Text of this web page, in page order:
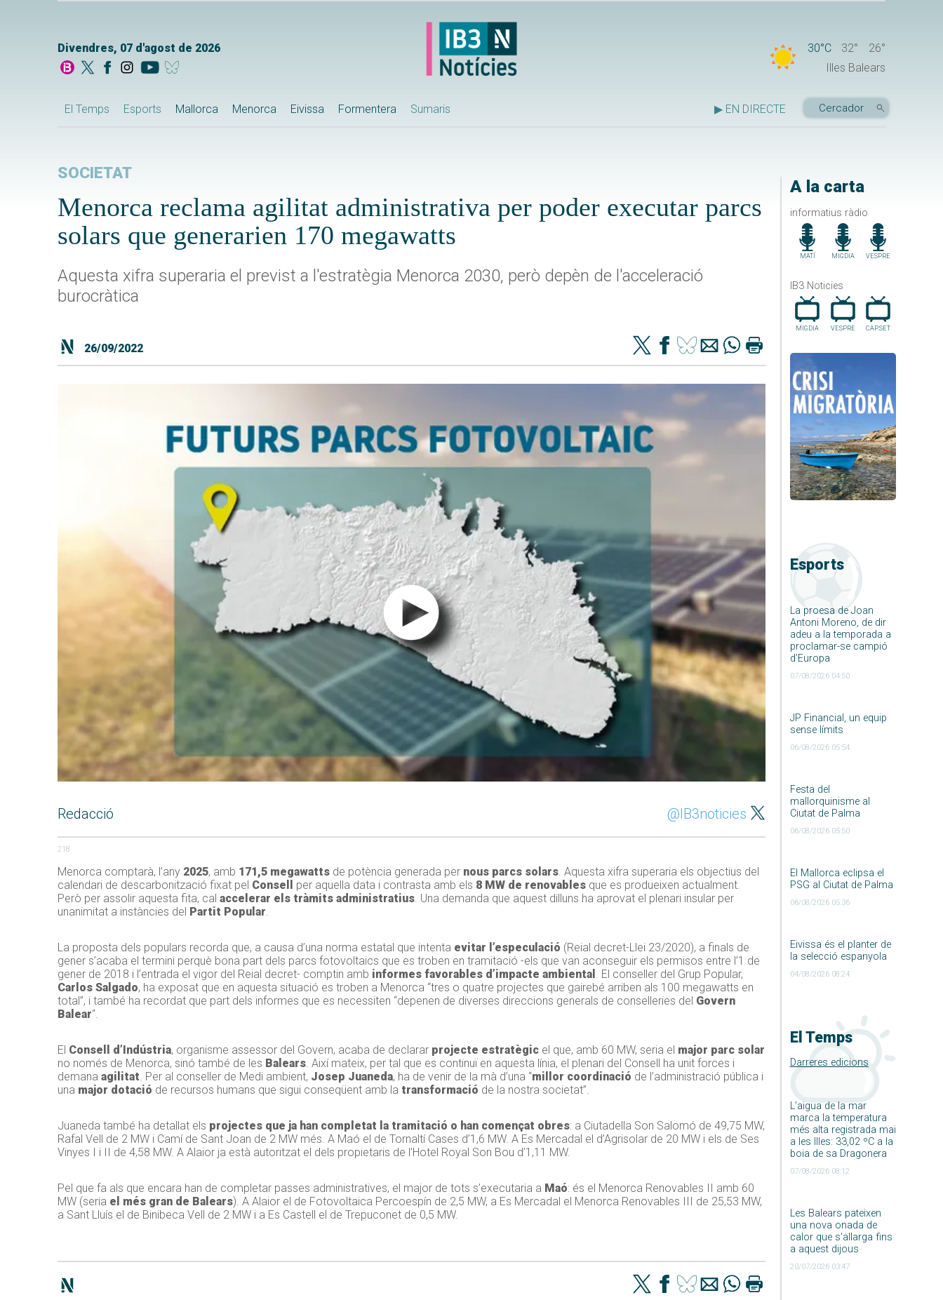
Divendres, 07 d'agost de 2026 30°C 32°
26°
Illes Balears
El Temps Esports Mallorca Menorca Eivissa Formentera Sumaris ▶ EN DIRECTE
A la carta
informatius ràdio
MATÍ MIGDIA VESPRE
IB3 Noticies
MIGDIA VESPRE CAP.SET
Esports
La proesa de Joan
Antoni Moreno, de dir
adeu a la temporada a
proclamar-se campió
d’Europa
07/08/2026 04:50
JP Financial, un equip
sense límits
06/08/2026 05:54
Festa del
mallorquinisme al
Ciutat de Palma
06/08/2026 05:50
El Mallorca eclipsa el
PSG al Ciutat de Palma
06/08/2026 05:36
Eivissa és el planter de
la selecció espanyola
04/08/2026 08:24
El Temps
Darreres edicions
L’aigua de la mar
marca la temperatura
més alta registrada mai
a les Illes: 33,02 ºC a la
boia de sa Dragonera
07/08/2026 08:12
Les Balears pateixen
una nova onada de
calor que s’allarga fins
a aquest dijous
20/07/2026 03:47
SOCIETAT
Menorca reclama agilitat administrativa per poder executar parcs
solars que generarien 170 megawatts
Aquesta xifra superaria el previst a l'estratègia Menorca 2030, però depèn de l'acceleració
burocràtica
26/09/2022
Redacció @IB3noticies
218
Menorca comptarà, l’any 2025, amb 171,5 megawatts de potència generada per nous parcs solars. Aquesta xifra superaria els objectius del
calendari de descarbonització fixat pel Consell per aquella data i contrasta amb els 8 MW de renovables que es produeixen actualment.
Però per assolir aquesta fita, cal accelerar els tràmits administratius. Una demanda que aquest dilluns ha aprovat el plenari insular per
unanimitat a instàncies del Partit Popular.
La proposta dels populars recorda que, a causa d’una norma estatal que intenta evitar l’especulació (Reial decret-Llei 23/2020), a finals de
gener s’acaba el termini perquè bona part dels parcs fotovoltaics que es troben en tramitació -els que van aconseguir els permisos entre l’1 de
gener de 2018 i l’entrada el vigor del Reial decret- comptin amb informes favorables d’impacte ambiental . El conseller del Grup Popular,
Carlos Salgado, ha exposat que en aquesta situació es troben a Menorca “tres o quatre projectes que gairebé arriben als 100 megawatts en
total”, i també ha recordat que part dels informes que es necessiten “depenen de diverses direccions generals de conselleries del Govern
Balear“.
El Consell d’Indústria, organisme assessor del Govern, acaba de declarar projecte estratègic el que, amb 60 MW, seria el major parc solar
no només de Menorca, sinó també de les Balears. Així mateix, per tal que es continuï en aquesta línia, el plenari del Consell ha unit forces i
demana agilitat. Per al conseller de Medi ambient, Josep Juaneda, ha de venir de la mà d’una “millor coordinació de l’administració pública i
una major dotació de recursos humans que sigui conseqüent amb la transformació de la nostra societat”.
Juaneda també ha detallat els projectes que ja han completat la tramitació o han començat obres: a Ciutadella Son Salomó de 49,75 MW,
Rafal Vell de 2 MW i Camí de Sant Joan de 2 MW més. A Maó el de Tornaltí Cases d’1,6 MW. A Es Mercadal el d’Agrisolar de 20 MW i els de Ses
Vinyes I i II de 4,58 MW. A Alaior ja està autoritzat el dels propietaris de l’Hotel Royal Son Bou d’1,11 MW.
Pel que fa als que encara han de completar passes administratives, el major de tots s’executaria a Maó: és el Menorca Renovables II amb 60
MW (seria el més gran de Balears). A Alaior el de Fotovoltaica Percoespín de 2,5 MW, a Es Mercadal el Menorca Renovables III de 25,53 MW,
a Sant Lluís el de Binibeca Vell de 2 MW i a Es Castell el de Trepuconet de 0,5 MW.